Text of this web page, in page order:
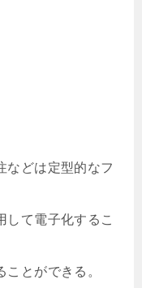
などは定型的なフ
して電子化するこ
とができる。